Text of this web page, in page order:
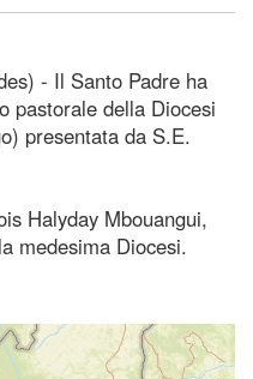
- Il Santo Padre ha
pastorale della Diocesi
presentata da S.E.
Halyday Mbouangui,
medesima Diocesi.